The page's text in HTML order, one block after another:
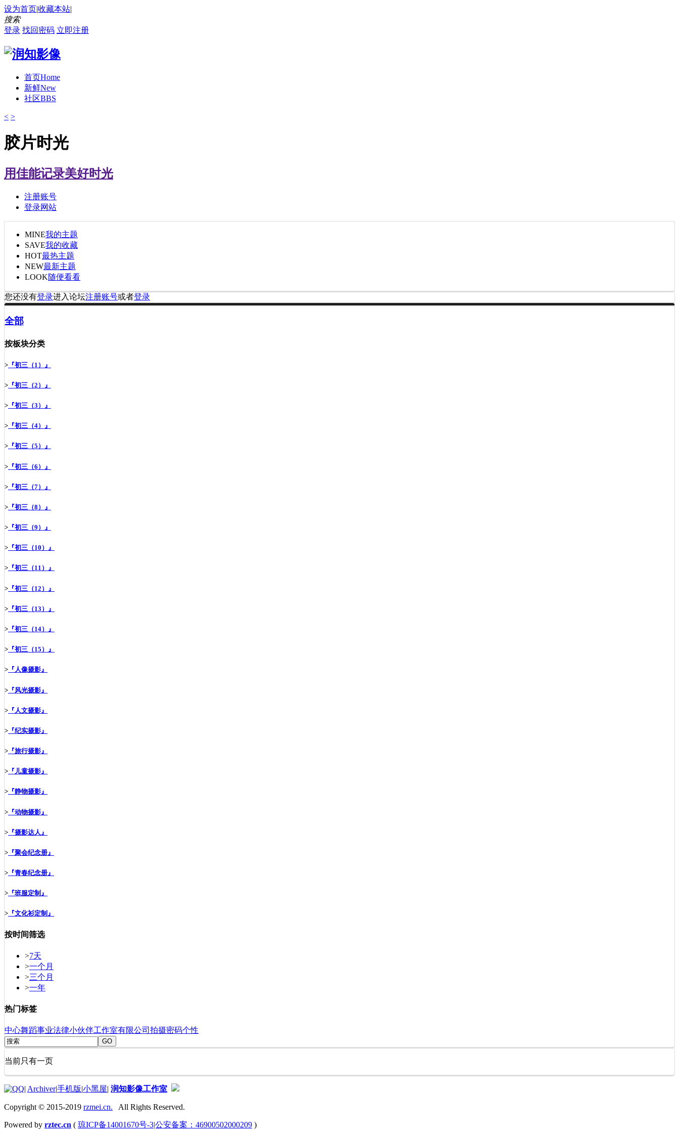
设为首页|收藏本站|
搜索
登录 找回密码 立即注册
首页Home
新鲜New
社区BBS
< >
胶片时光
用佳能记录美好时光
注册账号
登录网站
MINE我的主题
SAVE我的收藏
HOT最热主题
NEW最新主题
LOOK随便看看
您还没有登录进入论坛注册账号或者登录
全部
按板块分类
> 『初三（1）』
> 『初三（2）』
> 『初三（3）』
> 『初三（4）』
> 『初三（5）』
> 『初三（6）』
> 『初三（7）』
> 『初三（8）』
> 『初三（9）』
> 『初三（10）』
> 『初三（11）』
> 『初三（12）』
> 『初三（13）』
> 『初三（14）』
> 『初三（15）』
> 『人像摄影』
> 『风光摄影』
> 『人文摄影』
> 『纪实摄影』
> 『旅行摄影』
> 『儿童摄影』
> 『静物摄影』
> 『动物摄影』
> 『摄影达人』
> 『聚会纪念册』
> 『青春纪念册』
> 『班服定制』
> 『文化衫定制』
按时间筛选
>7天
>一个月
>三个月
>一年
热门标签
中心舞蹈事业法律小伙伴工作室有限公司 拍摄密码个性
GO
当前只有一页
| Archiver|手机版|小黑屋| 润知影像工作室
Copyright © 2015-2019 rzmei.cn. All Rights Reserved.
Powered by rztec.cn ( 琼ICP备14001670号-3|公安备案：46900502000209 )